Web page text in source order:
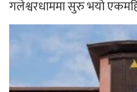
गलेश्वरधाममा सुरु भयो